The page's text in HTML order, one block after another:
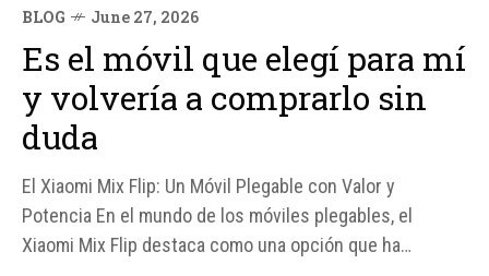
BLOG June 27, 2026
Es el móvil que elegí para mí
y volvería a comprarlo sin
duda
El Xiaomi Mix Flip: Un Móvil Plegable con Valor y
Potencia En el mundo de los móviles plegables, el
Xiaomi Mix Flip destaca como una opción que ha